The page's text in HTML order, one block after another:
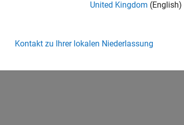
United Kingdom (English)
Kontakt zu Ihrer lokalen Niederlassung